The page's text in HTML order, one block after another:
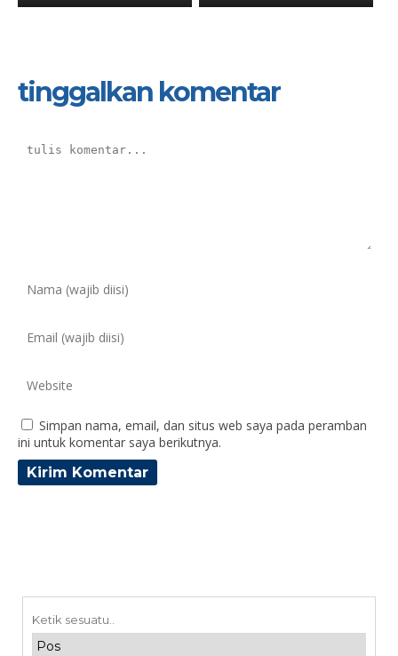
tinggalkan komentar
Simpan nama, email, dan situs web saya pada peramban
ini untuk komentar saya berikutnya.